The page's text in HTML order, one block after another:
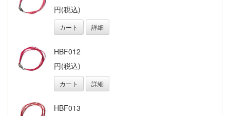
円(税込)
カート 詳細
HBF012
円(税込)
カート 詳細
HBF013